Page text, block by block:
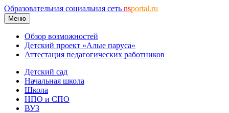
Образовательная социальная сеть nsportal.ru
Меню
Обзор возможностей
Детский проект «Алые паруса»
Аттестация педагогических работников
Детский сад
Начальная школа
Школа
НПО и СПО
ВУЗ